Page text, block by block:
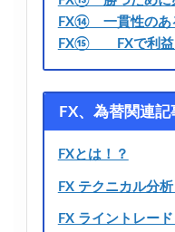
FX⑭ 一貫性のあ
FX⑮ FXで利益
FX、為替関連記
FXとは！？
FX テクニカル分
FX ライントレー